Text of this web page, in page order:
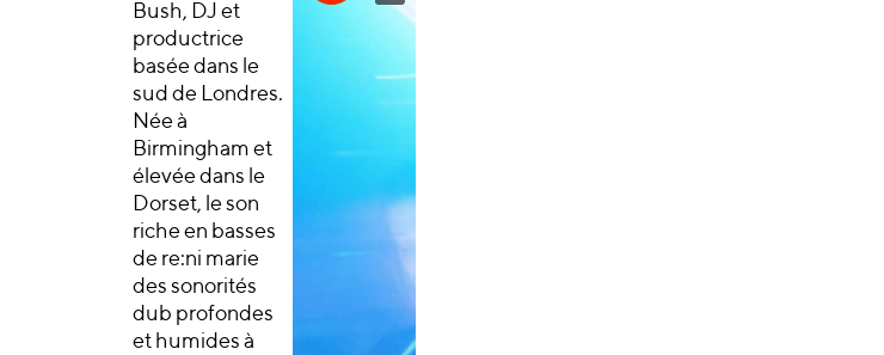
Bush, DJ et
productrice
basée dans le
sud de Londres.
Née à
Birmingham et
élevée dans le
Dorset, le son
riche en basses
de re:ni marie
des sonorités
dub profondes
et humides à